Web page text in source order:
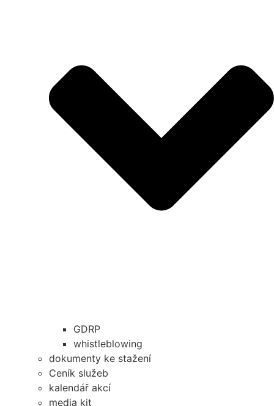
GDRP
whistleblowing
dokumenty ke stažení
Ceník služeb
kalendář akcí
media kit